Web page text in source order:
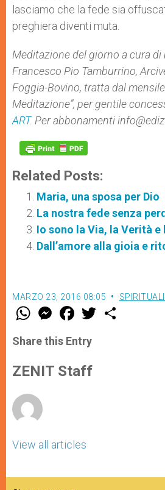
lasciamo che la fede sia
preghiera diventi muta.
Meditazione del giorno a cura
Francesco Pio Tamburrino,
Foggia-Bovino, tratta dal
Meditazione”, per gentile
ART. Per abbonamenti
Related Posts:
Maria, una sposa per Dio
La nostra fede senza
Io sono la Via, la Verità e
Dall’amore alla gioia e
MARZO 23, 2016 08:05
W
t
s
p
p
M
e
s
e
g
e
F
a
e
b
o
k
w
Share this Entry
ZENIT Staff
View all articles